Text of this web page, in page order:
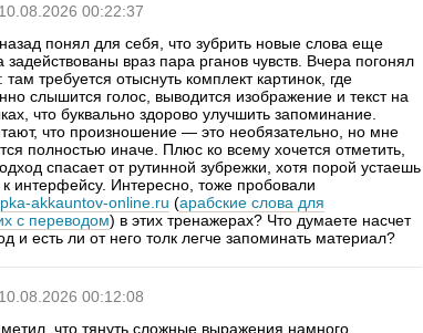
10.08.2026 00:22:37
понял для себя, что зубрить новые слова еще
задействованы враз пара рганов чувств. Вчера погонял
там требуется отыснуть комплект картинок, где
слышится голос, выводится изображение и текст на
что буквально здорово улучшить запоминание.
что произношение — это необязательно, но мне
полностью иначе. Плюс ко всему хочется отметить,
спасает от рутинной зубрежки, хотя порой устаешь
к интерфейсу. Интересно, тоже пробовали
akkauntov-online.ru (арабские слова для
с переводом) в этих тренажерах? Что думаете насчет
и есть ли от него толк легче запоминать материал?
10.08.2026 00:12:08
что тянуть сложные выражения намного